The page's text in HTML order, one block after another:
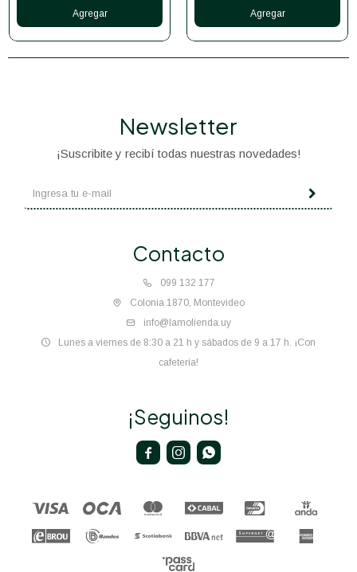
Contacto
099 132 177
Colonia 1870, Montevideo
info@lamolienda.uy
Lunes a viernes de 8:30 a 21 h y sábados de 9 a 17 h. ¡Con
cafetería!
Newsletter
¡Suscribite y recibí todas nuestras novedades!
¡Seguinos!
  